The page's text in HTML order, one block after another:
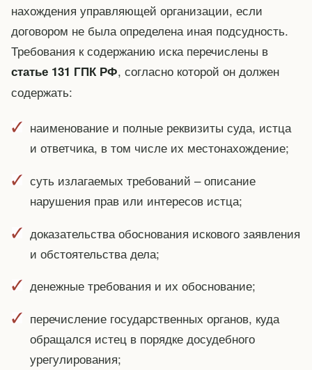
нахождения управляющей организации, если
договором не была определена иная подсудность.
Требования к содержанию иска перечислены в
статье 131 ГПК РФ, согласно которой он должен
содержать:
наименование и полные реквизиты суда, истца
и ответчика, в том числе их местонахождение;
суть излагаемых требований – описание
нарушения прав или интересов истца;
доказательства обоснования искового заявления
и обстоятельства дела;
денежные требования и их обоснование;
перечисление государственных органов, куда
обращался истец в порядке досудебного
урегулирования;